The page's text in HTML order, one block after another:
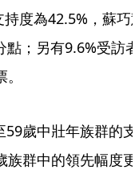
度為42.5%，蘇巧
點；另有9.6%受訪者
歲中壯年族群的支
群中的領先幅度更